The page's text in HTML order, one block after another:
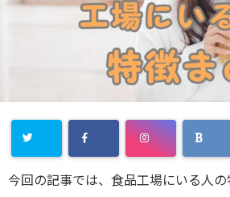
今回の記事では、食品工場にいる人の